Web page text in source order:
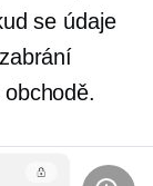
se údaje